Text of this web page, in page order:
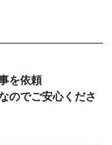
を依頼
のでご安心くださ